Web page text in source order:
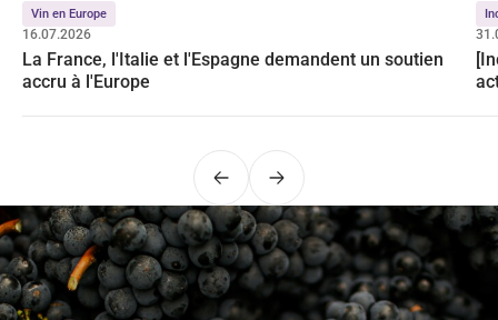
Vin en Europe
16.07.2026
La France, l'Italie et l'Espagne demandent un soutien
accru à l'Europe
PrécédentSuivant